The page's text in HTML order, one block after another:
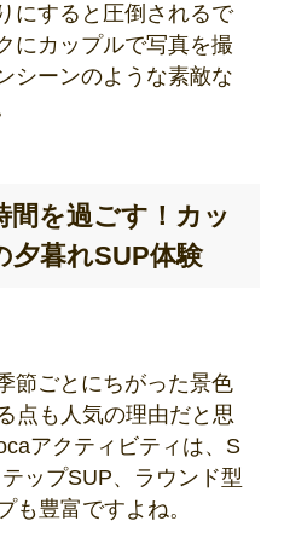
にすると圧倒されるで
にカップルで写真を撮
シーンのような素敵な
間を過ごす！カッ
夕暮れSUP体験
節ごとにちがった景色
点も人気の理由だと思
アクティビティは、S
ップSUP、ラウンド型
も豊富ですよね。